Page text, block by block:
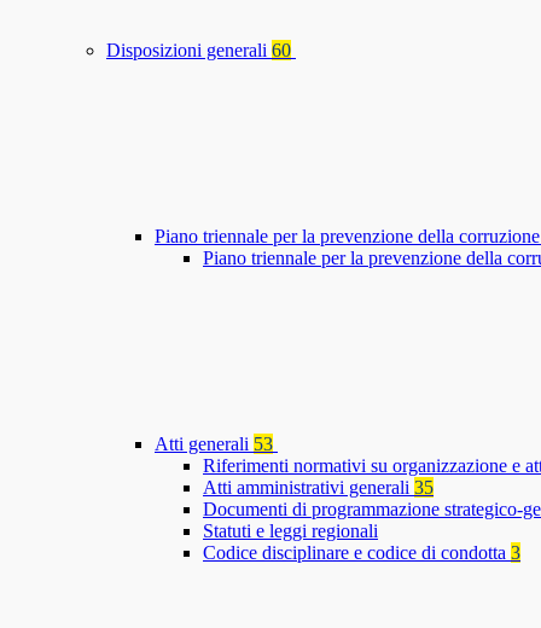
Disposizioni generali 60
Piano triennale per la prevenzione della
Piano triennale per la prevenzione della
Atti generali 53
Riferimenti normativi su organizzazione e
Atti amministrativi generali 35
Documenti di programmazione strategico-
Statuti e leggi regionali
Codice disciplinare e codice di condotta 3